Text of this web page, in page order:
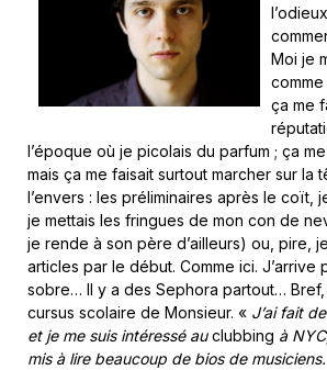
Moi je
ça me
l’époque où je picolais du parfum ; ça
mais ça me faisait surtout marcher sur la
l’envers : les préliminaires après le coït,
je mettais les fringues de mon con de
je rende à son père d’ailleurs) ou, pire,
articles par le début. Comme ici. J’arrive
sobre… Il y a des Sephora partout… Bref,
cursus scolaire de Monsieur. « J’ai fait
et je me suis intéressé auclubbing à
mis à lire beaucoup de bios de